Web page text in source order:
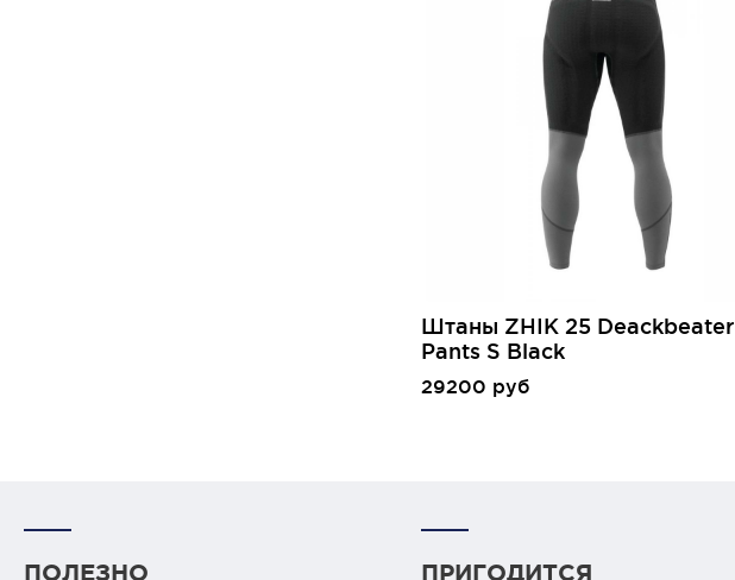
Штаны ZHIK 25 Deackbeater
Pants S Black
29200 руб
ПОЛЕЗНО ПРИГОДИТСЯ